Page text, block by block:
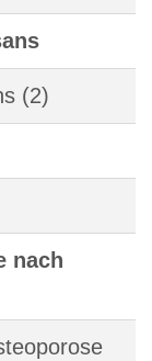
(2)
nach